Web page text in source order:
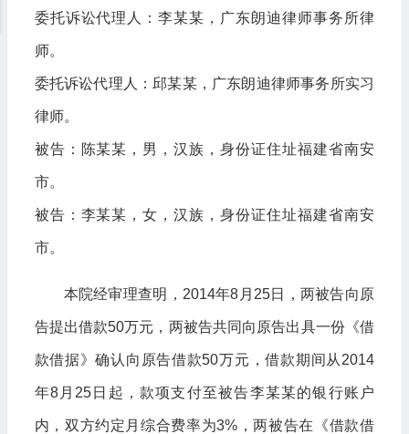
委托诉讼代理人：李某某，广东朗迪律师事务所律
师。
委托诉讼代理人：邱某某，广东朗迪律师事务所实习
律师。
被告：陈某某，男，汉族，身份证住址福建省南安
市。
被告：李某某，女，汉族，身份证住址福建省南安
市。
本院经审理查明，2014年8月25日，两被告向原
告提出借款50万元，两被告共同向原告出具一份《借
款借据》确认向原告借款50万元，借款期间从2014
年8月25日起，款项支付至被告李某某的银行账户
内，双方约定月综合费率为3%，两被告在《借款借